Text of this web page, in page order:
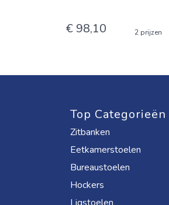
€ 98,10 2 prijzen
Top Categorieën
Zitbanken
Eetkamerstoelen
Bureaustoelen
Hockers